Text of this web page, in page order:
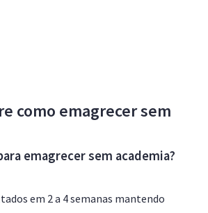
como emagrecer sem
emagrecer sem academia?
em 2 a 4 semanas mantendo